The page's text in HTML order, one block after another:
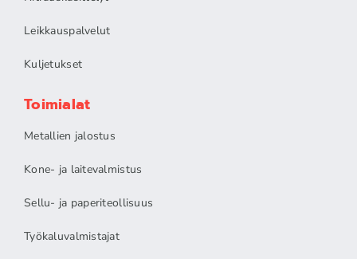
Leikkauspalvelut
Kuljetukset
Toimialat
Metallien jalostus
Kone- ja laitevalmistus
Sellu- ja paperiteollisuus
Työkaluvalmistajat